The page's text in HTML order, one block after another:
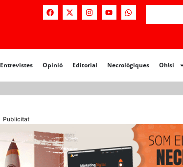
Entrevistes Opinió Editorial Necrològiques Oh!si
Opinió Editorial Necrològiques
Publicitat